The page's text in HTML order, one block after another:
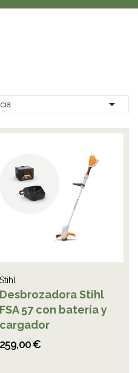

Stihl
Desbrozadora Stihl
FSA 57 con batería y
cargador
259,00 €